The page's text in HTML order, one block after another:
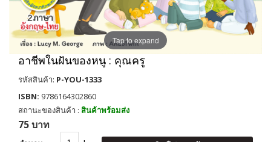
Tap to expand
อาชีพในฝันของหนู : คุณครู
รหัสสินค้า: P-YOU-1333
ISBN: 9786164302860
สถานะของสินค้า : สินค้าพร้อมส่ง
75 บาท